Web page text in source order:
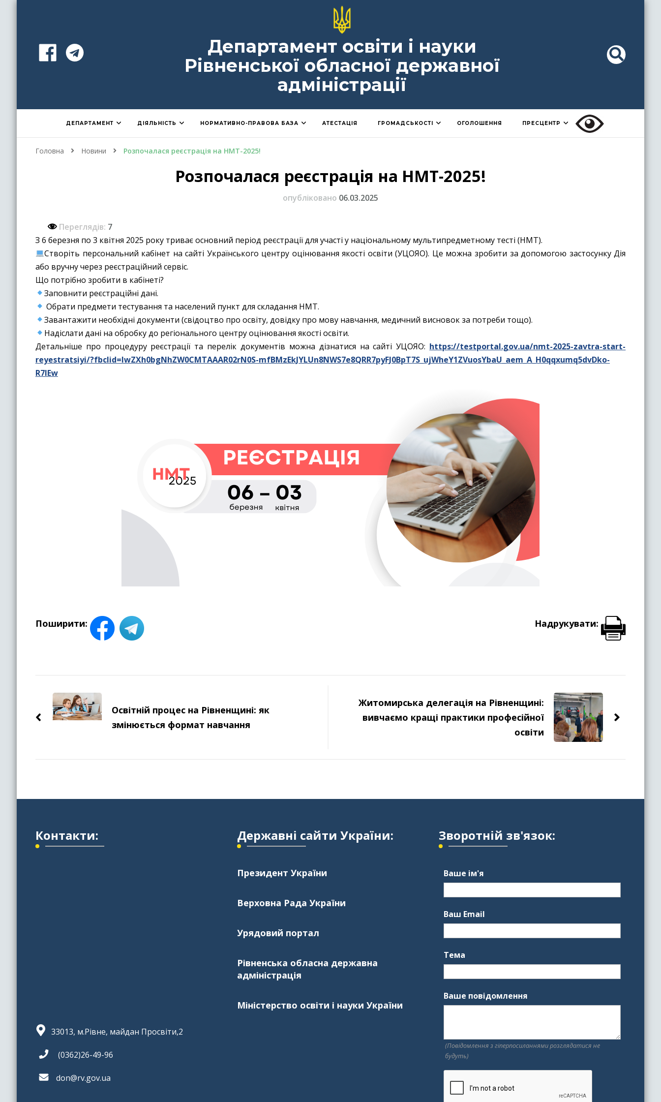
Департамент освіти і науки
Рівненської обласної державної
адміністрації
ДЕПАРТАМЕНТ ДІЯЛЬНІСТЬ НОРМАТИВНО-ПРАВОВА БАЗА АТЕСТАЦІЯ ГРОМАДСЬКОСТІ ОГОЛОШЕННЯ ПРЕСЦЕНТР
Головна Новини Розпочалася реєстрація на НМТ-2025!
Розпочалася реєстрація на НМТ-2025!
опубліковано 06.03.2025
Переглядів: 7
З 6 березня по 3 квітня 2025 року триває основний період реєстрації для участі у національному мультипредметному тесті (НМТ).
Створіть персональний кабінет на сайті Українського центру оцінювання якості освіти (УЦОЯО). Це можна зробити за допомогою застосунку Дія
або вручну через реєстраційний сервіс.
Що потрібно зробити в кабінеті?
Заповнити реєстраційні дані.
Обрати предмети тестування та населений пункт для складання НМТ.
Завантажити необхідні документи (свідоцтво про освіту, довідку про мову навчання, медичний висновок за потреби тощо).
Надіслати дані на обробку до регіонального центру оцінювання якості освіти.
Детальніше про процедуру реєстрації та перелік документів можна дізнатися на сайті УЦОЯО: https://testportal.gov.ua/nmt-2025-zavtra-start-
reyestratsiyi/?fbclid=IwZXh0bgNhZW0CMTAAAR02rN0S-mfBMzEkJYLUn8NWS7e8QRR7pyFJ0BpT7S_ujWheY1ZVuosYbaU_aem_A_H0qqxumq5dvDko-
R7lEw
Поширити: Надрукувати:
по
запису
Освітній процес на Рівненщині: як
змінюється формат навчання
Житомирська делегація на Рівненщині:
вивчаємо кращі практики професійної
освіти
Контакти:
33013, м.Рівне, майдан Просвіти,2
(0362)26-49-96
don@rv.gov.ua
Державні сайти України:
Президент України
Верховна Рада України
Урядовий портал
Рівненська обласна державна
адміністрація
Міністерство освіти і науки України
Зворотній зв'язок:
Ваше ім'я
Ваш Email
Тема
Ваше повідомлення
(Повідомлення з гіперпосиланнями розглядатися не
будуть)